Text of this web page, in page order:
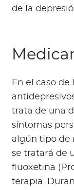
de la
En el caso de
trata de una
síntomas
algún tipo de
se tratará de
fluoxetina
terapia.